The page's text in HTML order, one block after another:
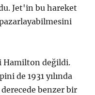
Jet'in bu hareket
Hamilton değildi.
de 1931 yılında
benzer bir